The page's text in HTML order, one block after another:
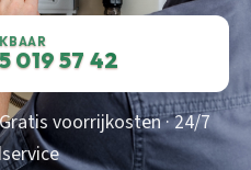
019 57 42
voorrijkosten · 24/7